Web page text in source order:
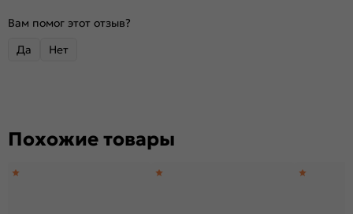
Вам помог этот отзыв?
Да
Нет
Похожие товары